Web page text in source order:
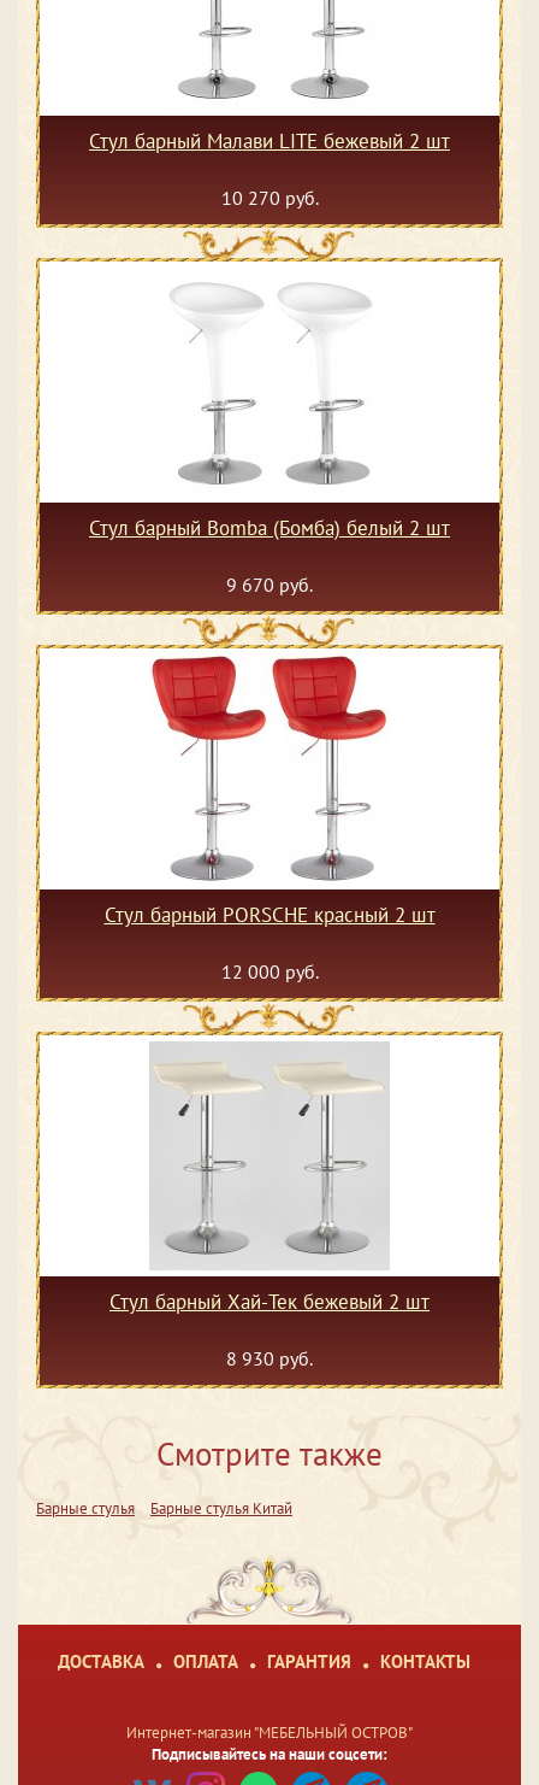
Стул барный Малави LITE бежевый 2 шт
10 270 руб.
Стул барный Bomba (Бомба) белый 2 шт
9 670 руб.
Стул барный PORSCHE красный 2 шт
12 000 руб.
Стул барный Хай-Тек бежевый 2 шт
8 930 руб.
Смотрите также
Барные стулья Барные стулья Китай
ДОСТАВКА ОПЛАТА ГАРАНТИЯ КОНТАКТЫ
Интернет-магазин "МЕБЕЛЬНЫЙ ОСТРОВ"
Подписывайтесь на наши соцсети: